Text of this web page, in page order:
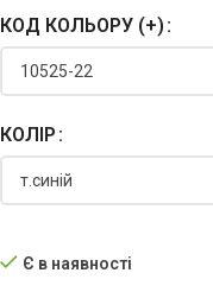
КОД КОЛЬОРУ (+)
КОЛІР
Є в наявності